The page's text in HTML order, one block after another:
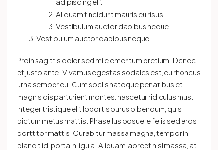
Aliquam tincidunt mauris eu risus.
Vestibulum auctor dapibus neque.
Vestibulum auctor dapibus neque.
Proin sagittis dolor sed mi elementum pretium. Donec
et justo ante. Vivamus egestas sodales est, eu rhoncus
urna semper eu. Cum sociis natoque penatibus et
magnis dis parturient montes, nascetur ridiculus mus.
Integer tristique elit lobortis purus bibendum, quis
dictum metus mattis. Phasellus posuere felis sed eros
porttitor mattis. Curabitur massa magna, tempor in
blandit id, porta in ligula. Aliquam laoreet nisl massa, at